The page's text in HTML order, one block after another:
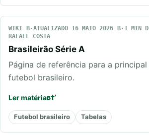
WIKI ATUALIZADO 16 MAIO 2026
1 MIN
RAFAEL COSTA
Brasileirão Série A
Página de referência para a
futebol brasileiro.
Ler matéria
Futebol brasileiro Tabelas